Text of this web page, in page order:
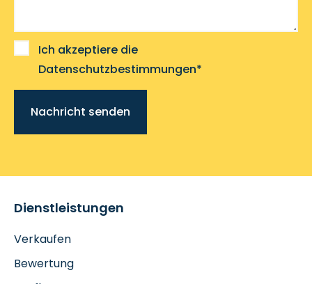
Ich akzeptiere die
Datenschutzbestimmungen*
Nachricht senden
Dienstleistungen
Verkaufen
Bewertung